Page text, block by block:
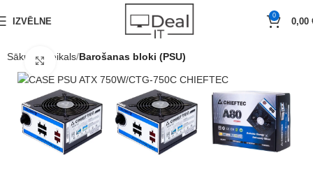
IZVĒLNE
0
0,00
Sākums Veikals Barošanas bloki (PSU)
Noklikšķiniet, lai palielinātu